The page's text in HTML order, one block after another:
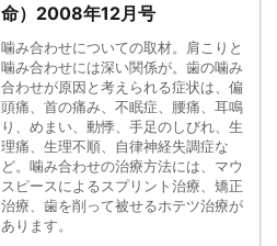
命）2008年12月号
噛み合わせについての取材。肩こりと
噛み合わせには深い関係が。歯の噛み
合わせが原因と考えられる症状は、偏
頭痛、首の痛み、不眠症、腰痛、耳鳴
り、めまい、動悸、手足のしびれ、生
理痛、生理不順、自律神経失調症な
ど。噛み合わせの治療方法には、マウ
スピースによるスプリント治療、矯正
治療、歯を削って被せるホテツ治療が
あります。